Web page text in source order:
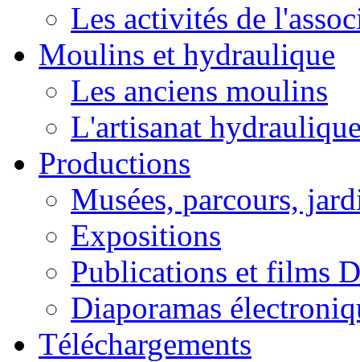
Les activités de
Moulins et hydraulique
Les anciens moulins
L'artisanat
Productions
Musées, parcours,
Expositions
Publications et films
Diaporamas
Téléchargements